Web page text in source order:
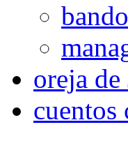
oreja de
cuentos